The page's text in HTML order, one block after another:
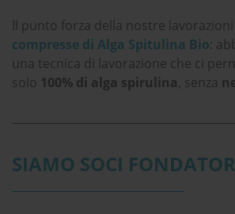
Il punto forza della nostre
compresse di Alga Spitulina Bio:
una tecnica di lavorazione che ci
solo 100% di alga spirulina, senza
SIAMO SOCI